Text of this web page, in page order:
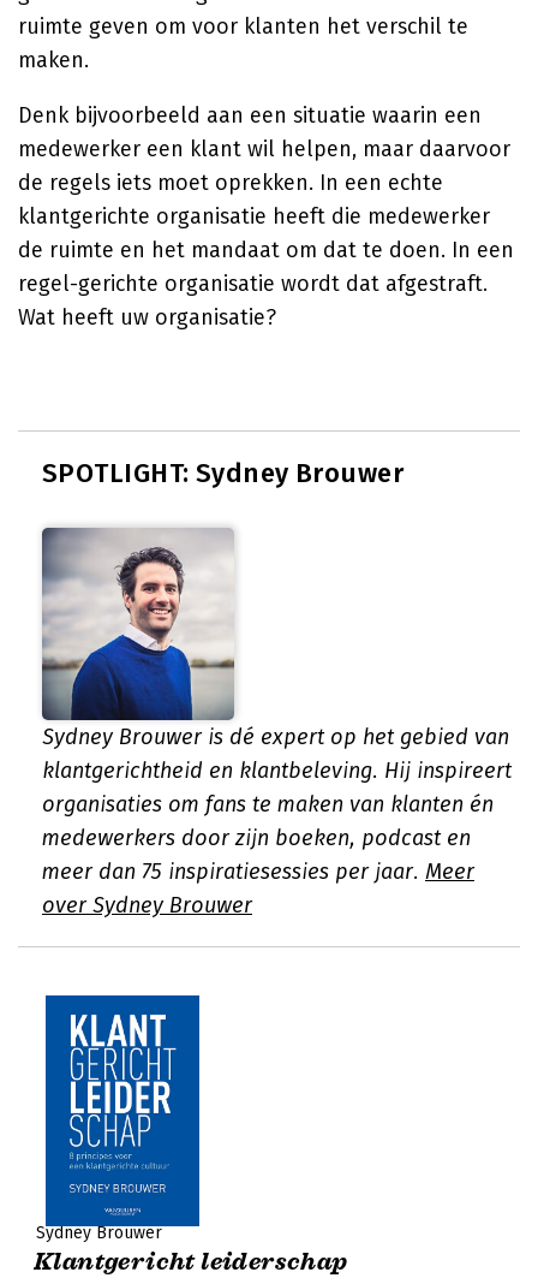
ruimte geven om voor klanten het verschil te
maken.
Denk bijvoorbeeld aan een situatie waarin een
medewerker een klant wil helpen, maar daarvoor
de regels iets moet oprekken. In een echte
klantgerichte organisatie heeft die medewerker
de ruimte en het mandaat om dat te doen. In een
regel-gerichte organisatie wordt dat afgestraft.
Wat heeft uw organisatie?
SPOTLIGHT: Sydney Brouwer
Sydney Brouwer is dé expert op het gebied van
klantgerichtheid en klantbeleving. Hij inspireert
organisaties om fans te maken van klanten én
medewerkers door zijn boeken, podcast en
meer dan 75 inspiratiesessies per jaar. Meer
over Sydney Brouwer
Sydney Brouwer
Klantgericht leiderschap